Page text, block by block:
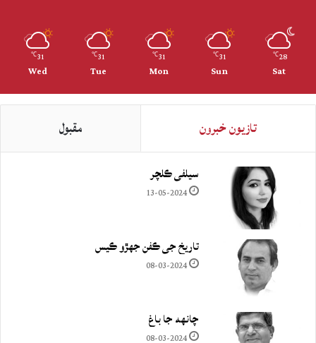
28
℃
Sat
31
℃
Sun
31
℃
Mon
31
℃
Tue
31
℃
Wed
تازيون خبرون مقبول
سيلفي ڪلچر
13-05-2024
تاريخ جي ڪفن جھڙو ڪيس
08-03-2024
چانهه جا باغ
08-03-2024